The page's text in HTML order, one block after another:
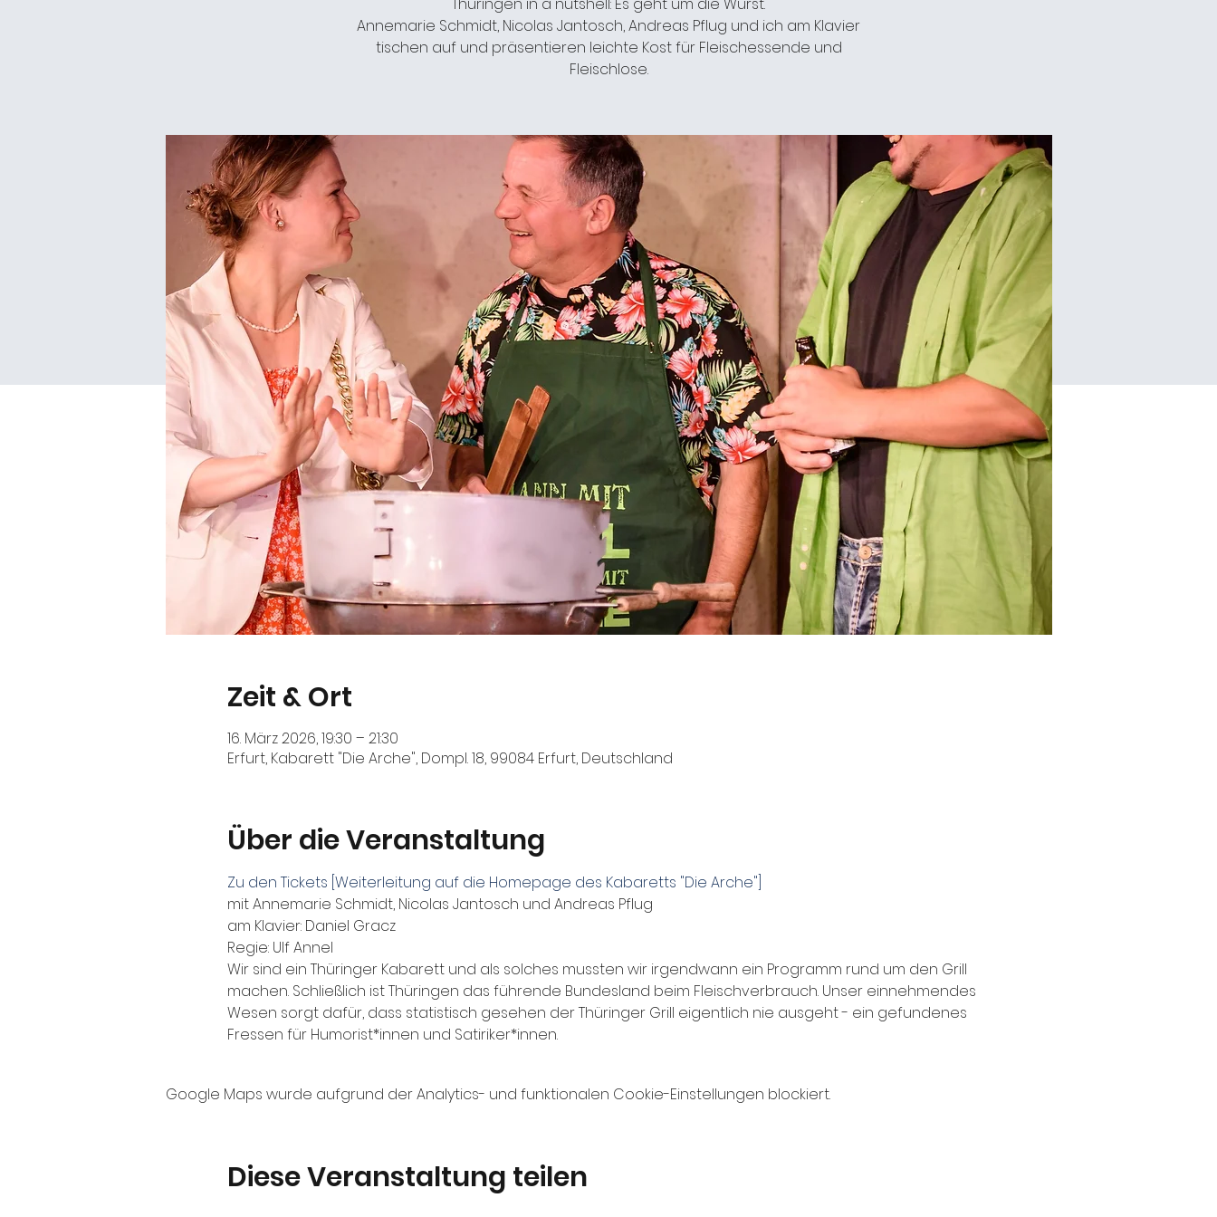
Annemarie Schmidt, Nicolas Jantosch, Andreas Pflug und ich am Klavier
tischen auf und präsentieren leichte Kost für Fleischessende und
Fleischlose.
Zeit & Ort
16. März 2026, 19:30 – 21:30
Erfurt, Kabarett "Die Arche", Dompl. 18, 99084 Erfurt, Deutschland
Über die Veranstaltung
Zu den Tickets [Weiterleitung auf die Homepage des Kabaretts "Die Arche"]
mit Annemarie Schmidt, Nicolas Jantosch und Andreas Pflug
am Klavier: Daniel Gracz
Regie: Ulf Annel
Wir sind ein Thüringer Kabarett und als solches mussten wir irgendwann ein Programm rund um den Grill
machen. Schließlich ist Thüringen das führende Bundesland beim Fleischverbrauch. Unser einnehmendes
Wesen sorgt dafür, dass statistisch gesehen der Thüringer Grill eigentlich nie ausgeht - ein gefundenes
Fressen für Humorist*innen und Satiriker*innen.
Google Maps wurde aufgrund der Analytics- und funktionalen Cookie-Einstellungen blockiert.
Diese Veranstaltung teilen